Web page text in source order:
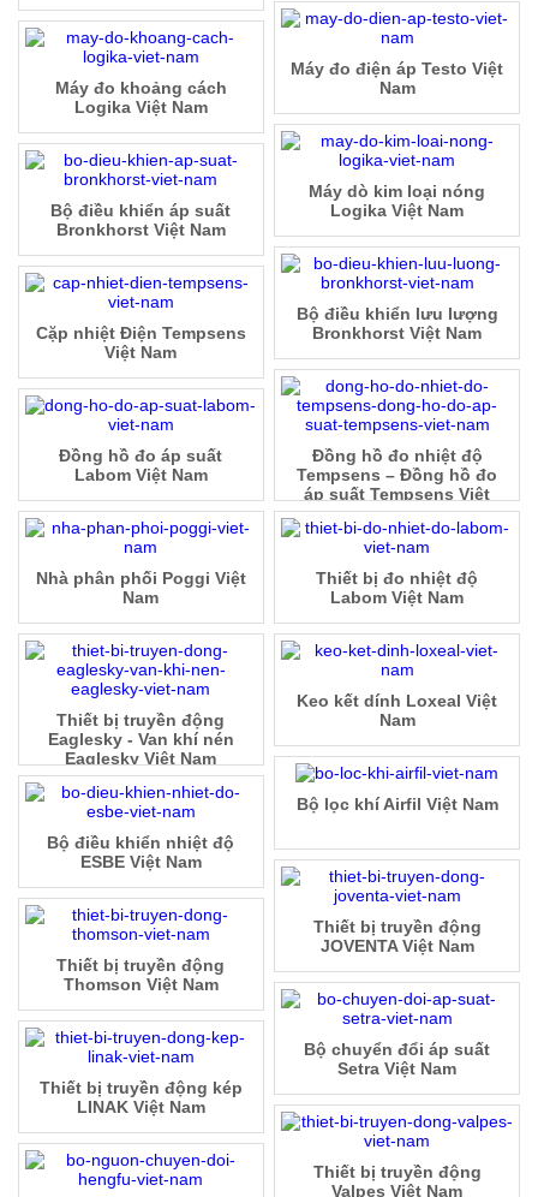
Máy đo điện áp Testo Việt
Nam
Máy đo khoảng cách
Logika Việt Nam
Máy dò kim loại nóng
Logika Việt Nam
Bộ điều khiển áp suất
Bronkhorst Việt Nam
Bộ điều khiển lưu lượng
Bronkhorst Việt Nam
Cặp nhiệt Điện Tempsens
Việt Nam
Đồng hồ đo nhiệt độ
Tempsens – Đồng hồ đo
áp suất Tempsens Việt
Nam
Đồng hồ đo áp suất
Labom Việt Nam
Thiết bị đo nhiệt độ
Labom Việt Nam
Nhà phân phối Poggi Việt
Nam
Keo kết dính Loxeal Việt
Nam
Thiết bị truyền động
Eaglesky - Van khí nén
Eaglesky Việt Nam
Bộ lọc khí Airfil Việt Nam
Bộ điều khiển nhiệt độ
ESBE Việt Nam
Thiết bị truyền động
JOVENTA Việt Nam
Thiết bị truyền động
Thomson Việt Nam
Bộ chuyển đổi áp suất
Setra Việt Nam
Thiết bị truyền động kép
LINAK Việt Nam
Thiết bị truyền động
Valpes Việt Nam